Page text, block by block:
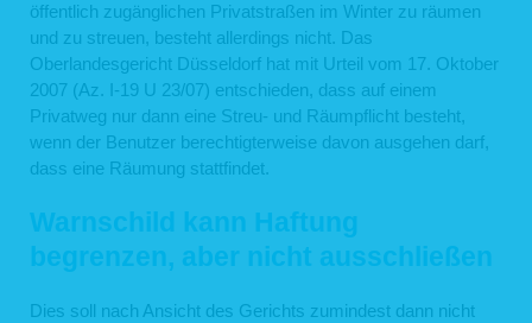
öffentlich zugänglichen Privatstraßen im Winter zu räumen
und zu streuen, besteht allerdings nicht. Das
Oberlandesgericht Düsseldorf hat mit Urteil vom 17. Oktober
2007 (Az. I-19 U 23/07) entschieden, dass auf einem
Privatweg nur dann eine Streu- und Räumpflicht besteht,
wenn der Benutzer berechtigterweise davon ausgehen darf,
dass eine Räumung stattfindet.
Warnschild kann Haftung
begrenzen, aber nicht ausschließen
Dies soll nach Ansicht des Gerichts zumindest dann nicht